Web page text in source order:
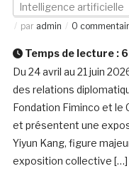
Intelligence artificielle
par admin 0
Temps de lecture : 6
Du 24 avril au 21 juin
des relations
Fondation Fiminco et le
et présentent une
Yiyun Kang, figure
exposition collective […]